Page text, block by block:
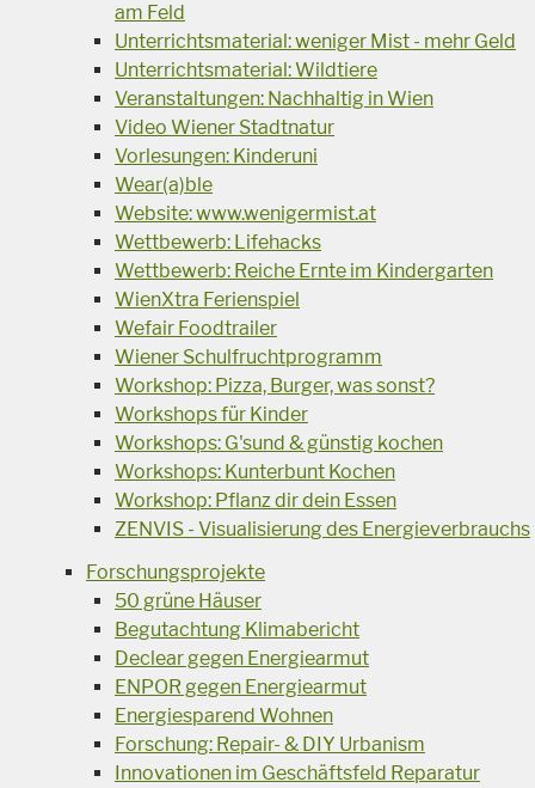
am Feld
Unterrichtsmaterial: weniger Mist - mehr Geld
Unterrichtsmaterial: Wildtiere
Veranstaltungen: Nachhaltig in Wien
Video Wiener Stadtnatur
Vorlesungen: Kinderuni
Wear(a)ble
Website: www.wenigermist.at
Wettbewerb: Lifehacks
Wettbewerb: Reiche Ernte im Kindergarten
WienXtra Ferienspiel
Wefair Foodtrailer
Wiener Schulfruchtprogramm
Workshop: Pizza, Burger, was sonst?
Workshops für Kinder
Workshops: G'sund & günstig kochen
Workshops: Kunterbunt Kochen
Workshop: Pflanz dir dein Essen
ZENVIS - Visualisierung des Energieverbrauchs
Forschungsprojekte
50 grüne Häuser
Begutachtung Klimabericht
Declear gegen Energiearmut
ENPOR gegen Energiearmut
Energiesparend Wohnen
Forschung: Repair- & DIY Urbanism
Innovationen im Geschäftsfeld Reparatur